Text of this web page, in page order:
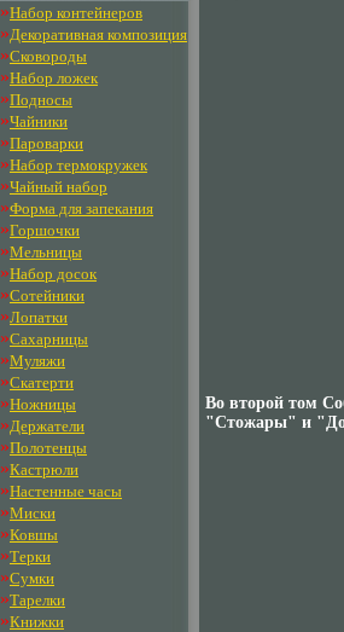
»Набор контейнеров
»Декоративная композиция
»Сковороды
»Набор ложек
»Подносы
»Чайники
»Пароварки
»Набор термокружек
»Чайный набор
»Форма для запекания
»Горшочки
»Мельницы
»Набор досок
»Сотейники
»Лопатки
»Сахарницы
»Муляжи
»Скатерти
»Ножницы
»Держатели
»Полотенцы
»Кастрюли
»Настенные часы
»Миски
»Ковшы
»Терки
»Сумки
»Тарелки
»Книжки
Во второй том
"Стожары" и